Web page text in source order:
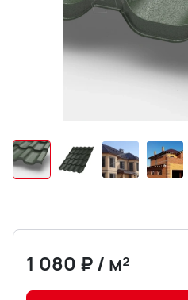
1 080 ₽/ м²